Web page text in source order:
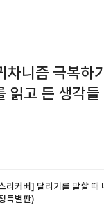
니즘 극복하
읽고 든 생각들
리커버] 달리기를 말할 때
특별판)